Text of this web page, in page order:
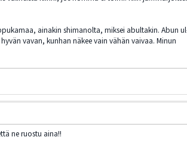
ainakin shimanolta, miksei abultakin. Abun
vavan, kunhan näkee vain vähän vaivaa. Minun
ne ruostu aina!!